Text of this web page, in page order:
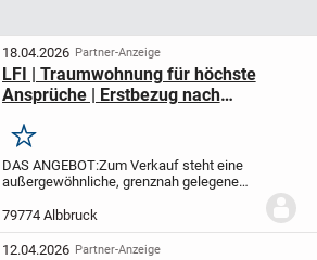
18.04.2026 Partner-Anzeige
LFI | Traumwohnung für höchste
Ansprüche | Erstbezug nach
Balkone
Merken
DAS ANGEBOT:Zum Verkauf steht eine
außergewöhnliche, grenznah gelegene
ländlicher Lage von Albbruck-Albert. Die
Immobilie wurde umfassend kernsaniert
und präsentiert...
79774 Albbruck
12.04.2026 Partner-Anzeige